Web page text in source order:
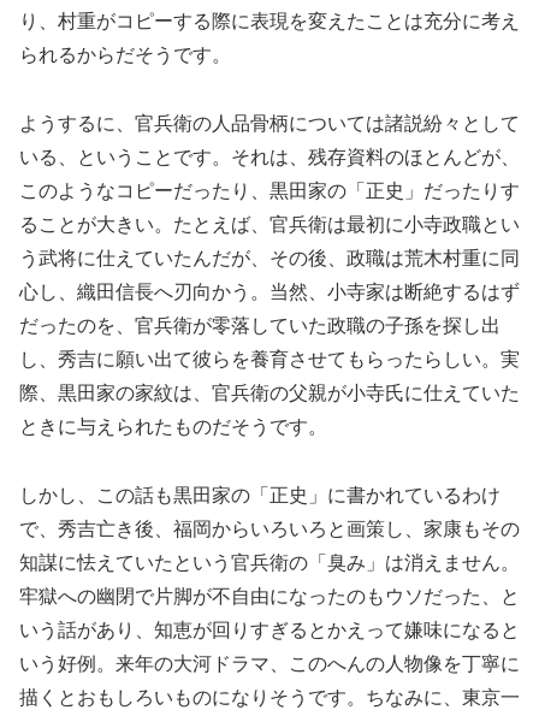
り、村重がコピーする際に表現を変えたことは充分に考え
られるからだそうです。
ようするに、官兵衛の人品骨柄については諸説紛々として
いる、ということです。それは、残存資料のほとんどが、
このようなコピーだったり、黒田家の「正史」だったりす
ることが大きい。たとえば、官兵衛は最初に小寺政職とい
う武将に仕えていたんだが、その後、政職は荒木村重に同
心し、織田信長へ刃向かう。当然、小寺家は断絶するはず
だったのを、官兵衛が零落していた政職の子孫を探し出
し、秀吉に願い出て彼らを養育させてもらったらしい。実
際、黒田家の家紋は、官兵衛の父親が小寺氏に仕えていた
ときに与えられたものだそうです。
しかし、この話も黒田家の「正史」に書かれているわけ
で、秀吉亡き後、福岡からいろいろと画策し、家康もその
知謀に怯えていたという官兵衛の「臭み」は消えません。
牢獄への幽閉で片脚が不自由になったのもウソだった、と
いう話があり、知恵が回りすぎるとかえって嫌味になると
いう好例。来年の大河ドラマ、このへんの人物像を丁寧に
描くとおもしろいものになりそうです。ちなみに、東京一